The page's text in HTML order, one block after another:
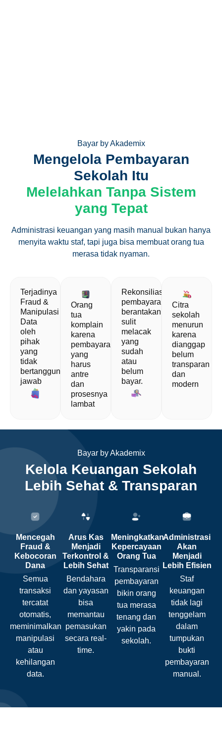
Bayar by Akademix
Mengelola Pembayaran
Sekolah Itu
Melelahkan Tanpa Sistem
yang Tepat
Administrasi keuangan yang masih manual bukan hanya
menyita waktu staf, tapi juga bisa membuat orang tua
merasa tidak nyaman.
Terjadinya
Fraud &
Manipulasi
Data
oleh
pihak
yang
tidak
bertanggung
jawab
Orang
tua
komplain
karena
pembayaran
yang
harus
antre
dan
prosesnya
lambat
Rekonsiliasi
pembayaran
berantakan,
sulit
melacak
yang
sudah
atau
belum
bayar.
Citra
sekolah
menurun
karena
dianggap
belum
transparan
dan
modern
Bayar by Akademix
Kelola Keuangan Sekolah
Lebih Sehat & Transparan
Mencegah
Fraud &
Kebocoran
Dana
Semua
transaksi
tercatat
otomatis,
meminimalkan
manipulasi
atau
kehilangan
data.
Arus Kas
Menjadi
Terkontrol &
Lebih Sehat
Bendahara
dan yayasan
bisa
memantau
pemasukan
secara real-
time.
Meningkatkan
Kepercayaan
Orang Tua
Transparansi
pembayaran
bikin orang
tua merasa
tenang dan
yakin pada
sekolah.
Administrasi
Akan
Menjadi
Lebih Efisien
Staf
keuangan
tidak lagi
tenggelam
dalam
tumpukan
bukti
pembayaran
manual.